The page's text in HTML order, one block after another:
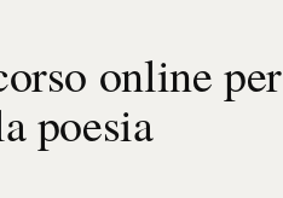
online per
poesia